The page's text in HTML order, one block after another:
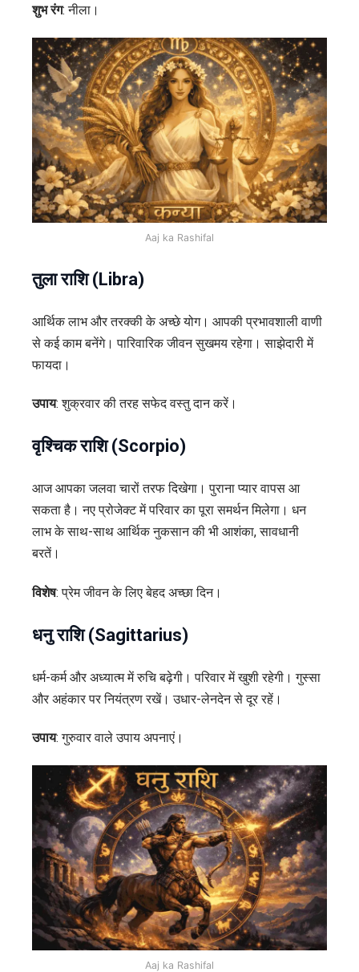
शुभ रंग: नीला।
Aaj ka Rashifal
तुला राशि (Libra)
आर्थिक लाभ और तरक्की के अच्छे योग। आपकी प्रभावशाली वाणी
से कई काम बनेंगे। पारिवारिक जीवन सुखमय रहेगा। साझेदारी में
फायदा।
उपाय: शुक्रवार की तरह सफेद वस्तु दान करें।
वृश्चिक राशि (Scorpio)
आज आपका जलवा चारों तरफ दिखेगा। पुराना प्यार वापस आ
सकता है। नए प्रोजेक्ट में परिवार का पूरा समर्थन मिलेगा। धन
लाभ के साथ-साथ आर्थिक नुकसान की भी आशंका, सावधानी
बरतें।
विशेष: प्रेम जीवन के लिए बेहद अच्छा दिन।
धनु राशि (Sagittarius)
धर्म-कर्म और अध्यात्म में रुचि बढ़ेगी। परिवार में खुशी रहेगी। गुस्सा
और अहंकार पर नियंत्रण रखें। उधार-लेनदेन से दूर रहें।
उपाय: गुरुवार वाले उपाय अपनाएं।
Aaj ka Rashifal